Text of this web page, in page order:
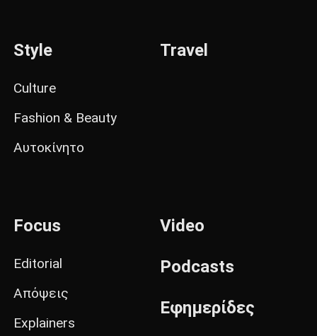
Style
Culture
Fashion & Beauty
Αυτοκίνητο
Travel
Focus
Editorial
Απόψεις
Explainers
Video
Podcasts
Εφημερίδες